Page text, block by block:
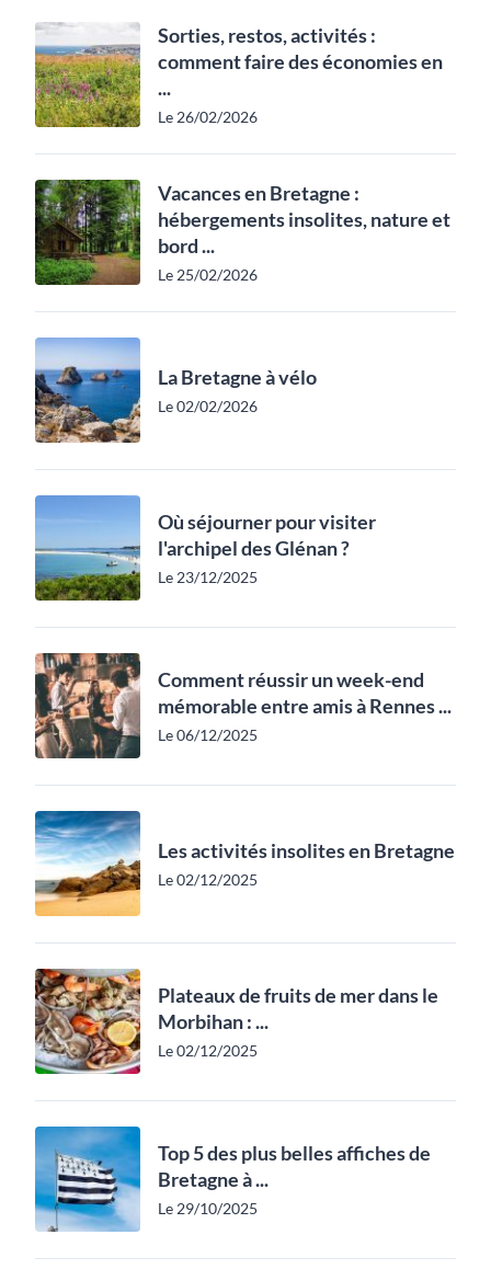
Sorties, restos, activités :
comment faire des économies en
...
Le 26/02/2026
Vacances en Bretagne :
hébergements insolites, nature et
bord ...
Le 25/02/2026
La Bretagne à vélo
Le 02/02/2026
Où séjourner pour visiter
l'archipel des Glénan ?
Le 23/12/2025
Comment réussir un week-end
mémorable entre amis à Rennes ...
Le 06/12/2025
Les activités insolites en Bretagne
Le 02/12/2025
Plateaux de fruits de mer dans le
Morbihan : ...
Le 02/12/2025
Top 5 des plus belles affiches de
Bretagne à ...
Le 29/10/2025